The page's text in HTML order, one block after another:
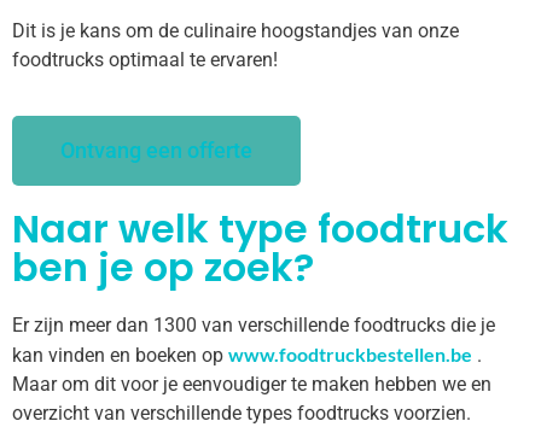
Dit is je kans om de culinaire hoogstandjes van onze
foodtrucks optimaal te ervaren!
Ontvang een offerte
Naar welk type foodtruck
ben je op zoek?
Er zijn meer dan 1300 van verschillende foodtrucks die je
kan vinden en boeken op www.foodtruckbestellen.be .
Maar om dit voor je eenvoudiger te maken hebben we en
overzicht van verschillende types foodtrucks voorzien.